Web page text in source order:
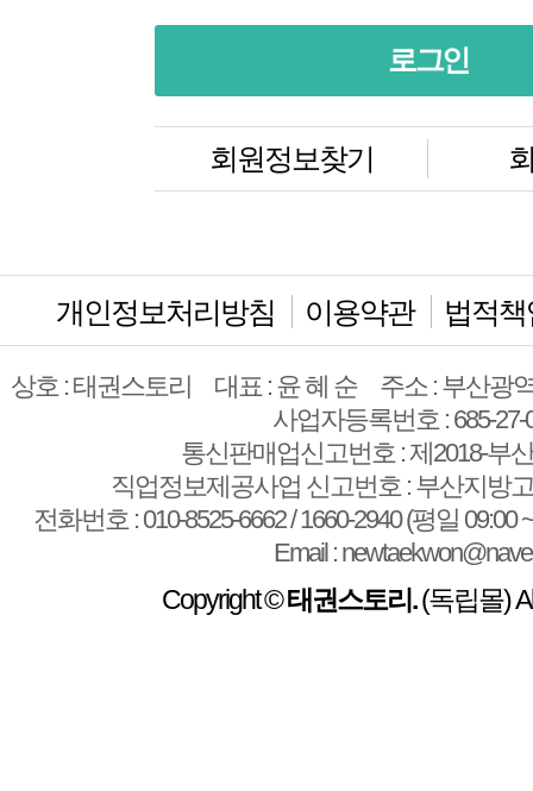
회원정보찾기
개인정보처리방침 이용약관 법적
상호 : 태권스토리 대표 : 윤 혜 순
주소 : 부산광
사업자등록번호 : 685-27-
통신판매업신고번호 : 제2018-부
직업정보제공사업 신고번호 : 부산지방
전화번호 : 010-8525-6662 / 1660-2940 (평일 09:00
Email :
Copyright ©태권스토리.(독립몰)